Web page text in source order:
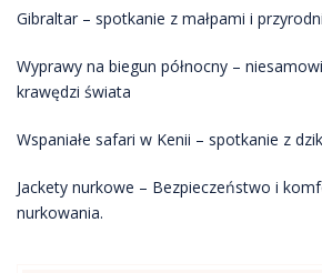
Gibraltar – spotkanie z małpami i
Wyprawy na biegun północny –
krawędzi świata
Wspaniałe safari w Kenii – spotkanie z
Jackety nurkowe – Bezpieczeństwo i
nurkowania.